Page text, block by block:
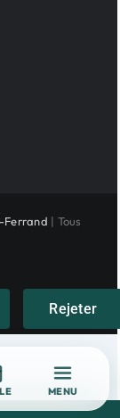
Ferrand | Tous
Rejeter
MENU